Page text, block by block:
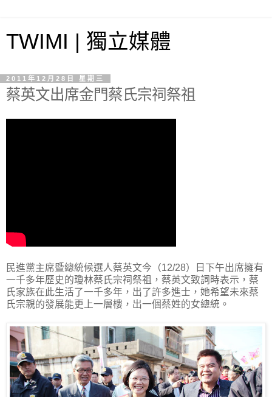
TWIMI | 獨立媒體
2011年12月28日 星期三
蔡英文出席金門蔡氏宗祠祭祖
民進黨主席暨總統候選人蔡英文今（12/28）日下午出席擁有
一千多年歷史的瓊林蔡氏宗祠祭祖，蔡英文致詞時表示，蔡
氏家族在此生活了一千多年，出了許多進士，她希望未來蔡
氏宗親的發展能更上一層樓，出一個蔡姓的女總統。